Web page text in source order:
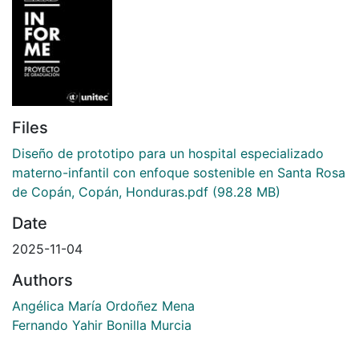
Files
Diseño de prototipo para un hospital especializado
materno-infantil con enfoque sostenible en Santa Rosa
de Copán, Copán, Honduras.pdf (98.28 MB)
Date
2025-11-04
Authors
Angélica María Ordoñez Mena
Fernando Yahir Bonilla Murcia